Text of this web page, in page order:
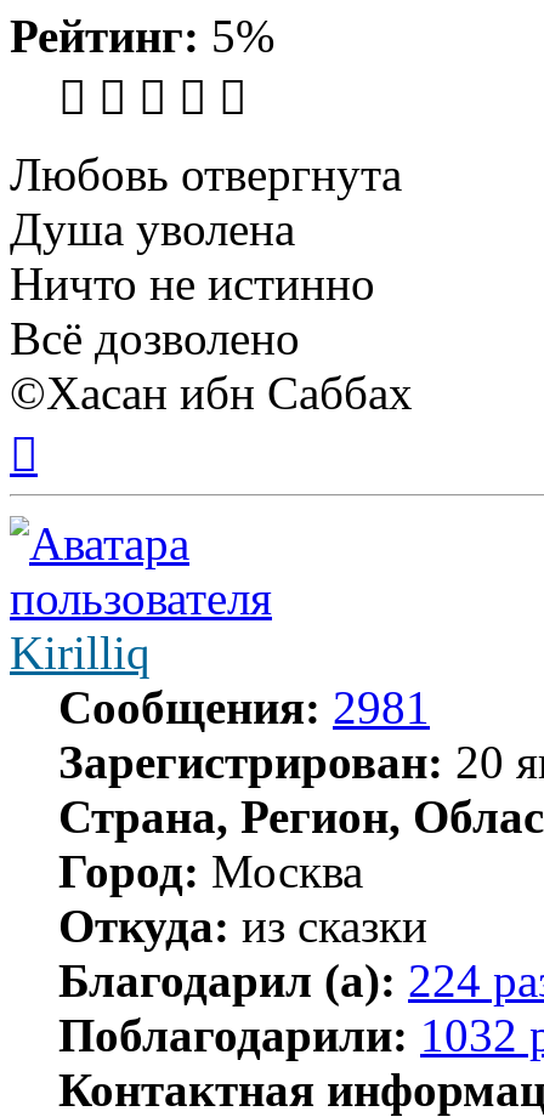
Рейтинг: 5%
Любовь отвергнута
Душа уволена
Ничто не истинно
Всё дозволено
©Хасан ибн Саббах
началу
Kirilliq
Сообщения: 2981
Зарегистрирован: 20
Страна, Регион,
Город: Москва
Откуда: из сказки
Благодарил (а): 224
Поблагодарили: 1032
Контактная